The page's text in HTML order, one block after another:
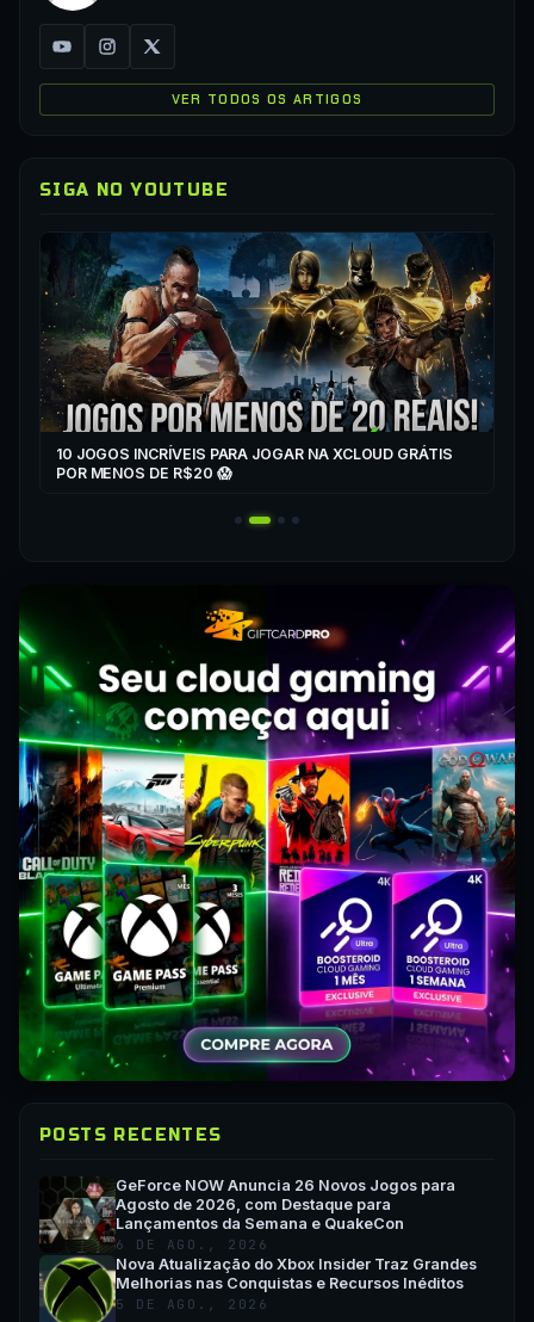
VER TODOS OS ARTIGOS
SIGA NO YOUTUBE
10 JOGOS INCRÍVEIS PARA JOGAR NA XCLOUD GRÁTIS
POR MENOS DE R$20 😱
POSTS RECENTES
GeForce NOW Anuncia 26 Novos Jogos para
Agosto de 2026, com Destaque para
Lançamentos da Semana e QuakeCon
6 DE AGO., 2026
Nova Atualização do Xbox Insider Traz Grandes
Melhorias nas Conquistas e Recursos Inéditos
5 DE AGO., 2026